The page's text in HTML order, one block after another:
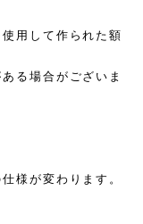
用して作られた額
る場合がございま
様が変わります。